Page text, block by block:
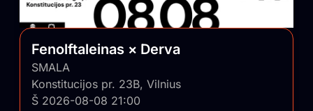
Fenolftaleinas × Derva
SMALA
Konstitucijos pr. 23B, Vilnius
Š 2026-08-08 21:00